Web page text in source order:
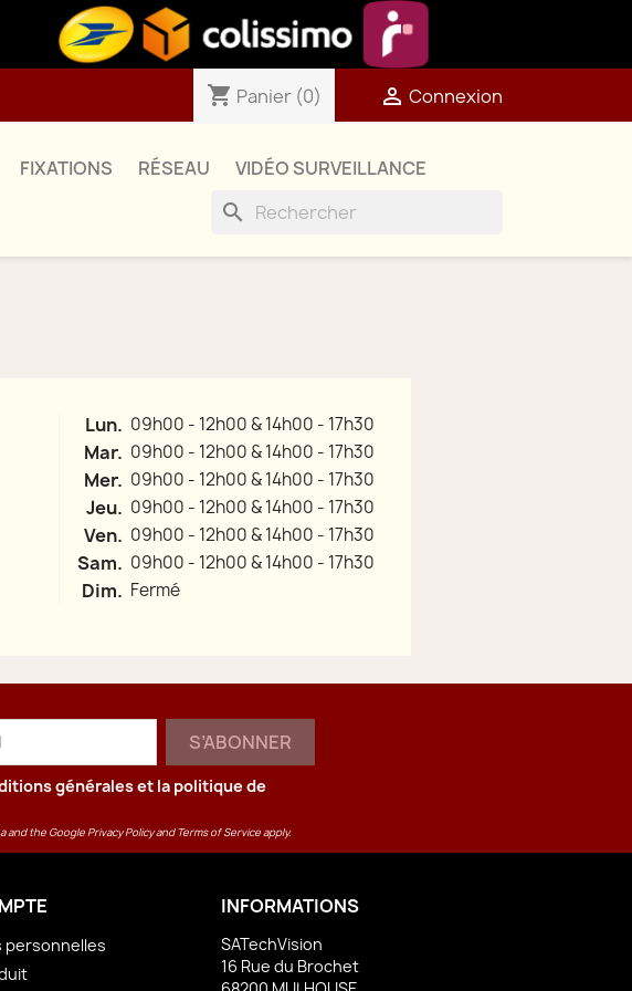
shopping_cart Panier (0)  Connexion
FIXATIONS RÉSEAU VIDÉO SURVEILLANCE
search
Lun. 09h00 - 12h00 & 14h00 - 17h30
Mar. 09h00 - 12h00 & 14h00 - 17h30
Mer. 09h00 - 12h00 & 14h00 - 17h30
Jeu. 09h00 - 12h00 & 14h00 - 17h30
Ven. 09h00 - 12h00 & 14h00 - 17h30
Sam. 09h00 - 12h00 & 14h00 - 17h30
Dim. Fermé
générales et la politique de
and the GooglePrivacy PolicyandTerms of Serviceapply.
personnelles
INFORMATIONS
SATechVision
16 Rue du Brochet